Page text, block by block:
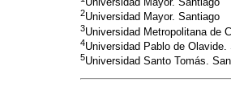
2Universidad Mayor. Santiago
3Universidad Metropolitana de
4Universidad Pablo de Olavide.
5Universidad Santo Tomás.